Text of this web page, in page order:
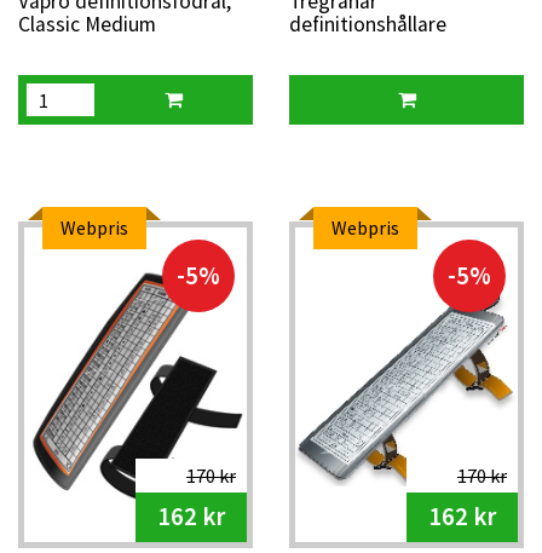
Classic Medium
definitionshållare
Webpris
-5%
170 kr
162 kr
Webpris
-5%
170 kr
162 kr